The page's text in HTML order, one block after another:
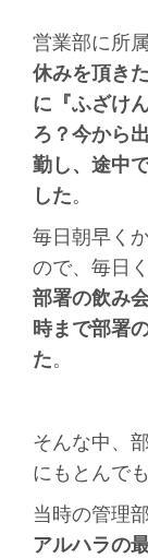
営業部に所
休みを頂き
に『ふざけ
ろ？今から
勤し、途中
した。
毎日朝早く
ので、毎日
部署の飲み
時まで部署
た。
そんな中、
にもとんで
当時の管理
アルハラの